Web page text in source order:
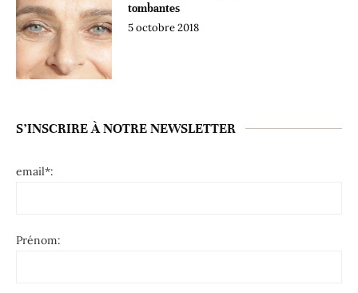
tombantes
5 octobre 2018
S’INSCRIRE À NOTRE NEWSLETTER
email*:
Prénom: